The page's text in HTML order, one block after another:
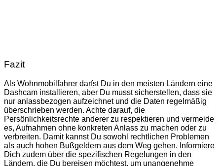
Fazit
Als Wohnmobilfahrer darfst Du in den meisten Ländern eine
Dashcam installieren, aber Du musst sicherstellen, dass sie
nur anlassbezogen aufzeichnet und die Daten regelmäßig
überschrieben werden. Achte darauf, die
Persönlichkeitsrechte anderer zu respektieren und vermeide
es, Aufnahmen ohne konkreten Anlass zu machen oder zu
verbreiten. Damit kannst Du sowohl rechtlichen Problemen
als auch hohen Bußgeldern aus dem Weg gehen. Informiere
Dich zudem über die spezifischen Regelungen in den
Ländern, die Du bereisen möchtest, um unangenehme